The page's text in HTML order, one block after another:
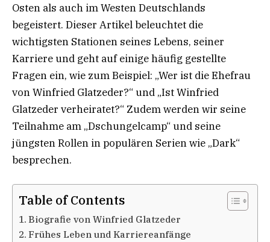
Osten als auch im Westen Deutschlands
begeistert. Dieser Artikel beleuchtet die
wichtigsten Stationen seines Lebens, seiner
Karriere und geht auf einige häufig gestellte
Fragen ein, wie zum Beispiel: „Wer ist die Ehefrau
von Winfried Glatzeder?“ und „Ist Winfried
Glatzeder verheiratet?“ Zudem werden wir seine
Teilnahme am „Dschungelcamp“ und seine
jüngsten Rollen in populären Serien wie „Dark“
besprechen.
Table of Contents
Biografie von Winfried Glatzeder
Frühes Leben und Karriereanfänge